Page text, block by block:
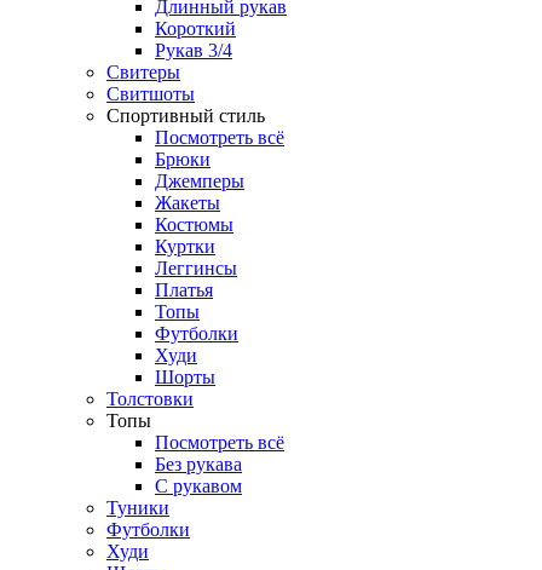
Длинный рукав
Короткий
Рукав 3/4
Свитеры
Свитшоты
Спортивный стиль
Посмотреть всё
Брюки
Джемперы
Жакеты
Костюмы
Куртки
Леггинсы
Платья
Топы
Футболки
Худи
Шорты
Толстовки
Топы
Посмотреть всё
Без рукава
С рукавом
Туники
Футболки
Худи